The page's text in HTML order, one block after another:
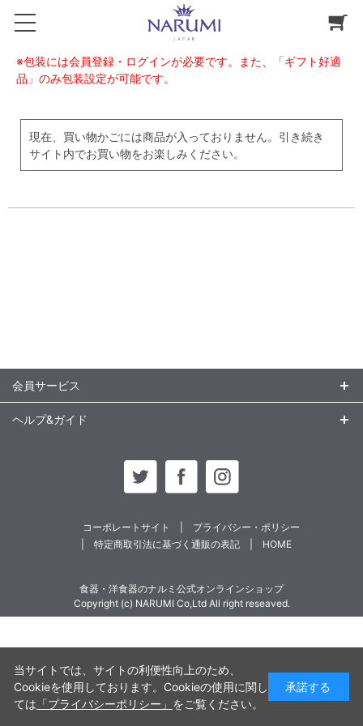
※包装には会員登録・ログインが必要です。また、「ギフト好適
品」のみ包装設定が可能です。
現在、買い物かごには商品が入っておりません。引き続き
サイト内でお買い物をお楽しみください。
会員サービス
ヘルプ&ガイド
コーポレートサイト
プライバシー・ポリシー
特定商取引法に基づく通販の表記
HOME
食器・洋食器のナルミ公式オンラインショップ
Copyright (c) NARUMI Co,Ltd All right reseaved.
当サイトでは、サイトの利便性向上のため、
Cookieを使用しております。Cookieの使用に関し
ては 「プライバシーポリシー」 をご覧ください。
承諾する